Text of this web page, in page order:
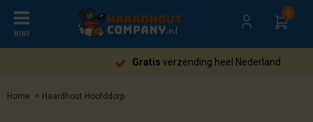
MENU
0
verzending heel Nederland
Home Haardhout Hoofddorp